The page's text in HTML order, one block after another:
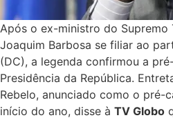
Após o ex-ministro do Supremo
Joaquim Barbosa se filiar ao
(DC), a legenda confirmou a
Presidência da República.
Rebelo, anunciado como o
início do ano, disse à TV Globo